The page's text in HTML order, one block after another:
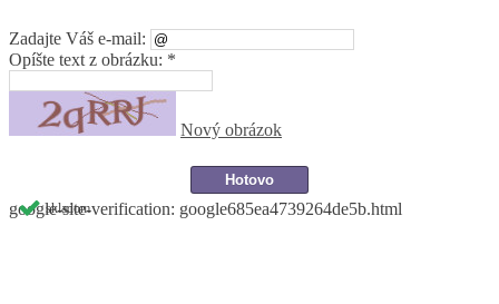
skladom
Zadajte Váš e-mail:
Opíšte text z obrázku: *
Nový obrázok
google-site-verification: google685ea4739264de5b.html